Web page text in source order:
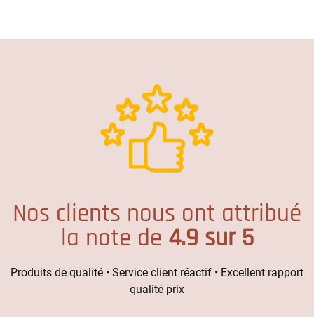
Nos clients nous ont attribué
la note de 4.9 sur 5
Produits de qualité • Service client réactif • Excellent rapport
qualité prix